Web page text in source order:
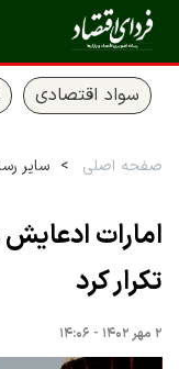
سواد اقتصادی
صفحه اصلی سایر
امارات ادعایش
تکرار کرد
۲ مهر ۱۴۰۲ - ۱۴:۰۶